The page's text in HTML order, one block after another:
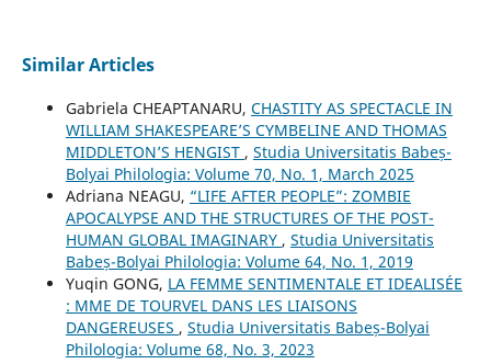
Similar Articles
Gabriela CHEAPTANARU, CHASTITY AS SPECTACLE IN
WILLIAM SHAKESPEARE’S CYMBELINE AND THOMAS
MIDDLETON’S HENGIST , Studia Universitatis Babeș-
Bolyai Philologia: Volume 70, No. 1, March 2025
Adriana NEAGU, “LIFE AFTER PEOPLE”: ZOMBIE
APOCALYPSE AND THE STRUCTURES OF THE POST-
HUMAN GLOBAL IMAGINARY , Studia Universitatis
Babeș-Bolyai Philologia: Volume 64, No. 1, 2019
Yuqin GONG, LA FEMME SENTIMENTALE ET IDEALISÉE
: MME DE TOURVEL DANS LES LIAISONS
DANGEREUSES , Studia Universitatis Babeș-Bolyai
Philologia: Volume 68, No. 3, 2023